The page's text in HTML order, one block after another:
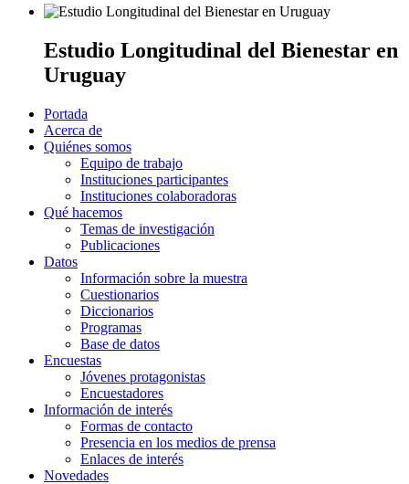
Estudio Longitudinal del Bienestar en
Uruguay
Portada
Acerca de
Quiénes somos
Equipo de trabajo
Instituciones participantes
Instituciones colaboradoras
Qué hacemos
Temas de investigación
Publicaciones
Datos
Información sobre la muestra
Cuestionarios
Diccionarios
Programas
Base de datos
Encuestas
Jóvenes protagonistas
Encuestadores
Información de interés
Formas de contacto
Presencia en los medios de prensa
Enlaces de interés
Novedades